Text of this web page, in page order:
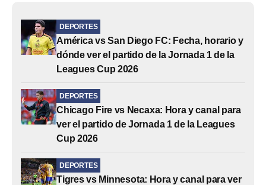
DEPORTES
América vs San Diego FC: Fecha, horario y
dónde ver el partido de la Jornada 1 de la
Leagues Cup 2026
DEPORTES
Chicago Fire vs Necaxa: Hora y canal para
ver el partido de Jornada 1 de la Leagues
Cup 2026
DEPORTES
Tigres vs Minnesota: Hora y canal para ver